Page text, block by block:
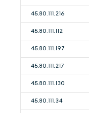
45.80.111.216
45.80.111.112
45.80.111.197
45.80.111.217
45.80.111.130
45.80.111.34